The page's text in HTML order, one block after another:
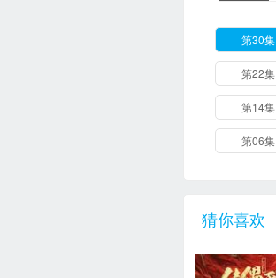
第30集
第22集
第14集
第06集
猜你喜欢